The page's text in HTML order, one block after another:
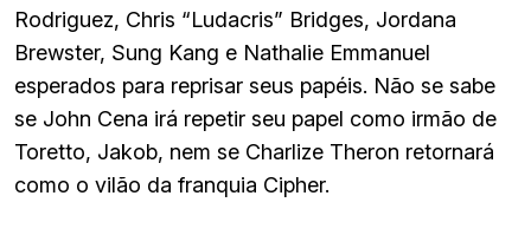
Rodriguez, Chris “Ludacris” Bridges, Jordana
Brewster, Sung Kang e Nathalie Emmanuel
esperados para reprisar seus papéis. Não se sabe
se John Cena irá repetir seu papel como irmão de
Toretto, Jakob, nem se Charlize Theron retornará
como o vilão da franquia Cipher.